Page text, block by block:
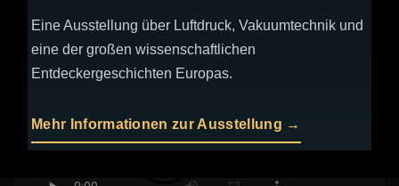
Klimaaufzeichnungen und wissenschaftlicher
Präzision.
Eine Ausstellung über Luftdruck, Vakuumtechnik und
eine der großen wissenschaftlichen
Entdeckergeschichten Europas.
Mehr Informationen zur Ausstellung →